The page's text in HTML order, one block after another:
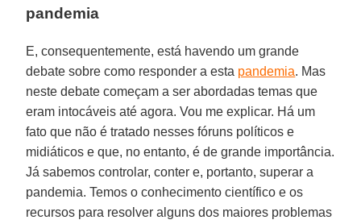
pandemia
E, consequentemente, está havendo um grande
debate sobre como responder a esta pandemia. Mas
neste debate começam a ser abordadas temas que
eram intocáveis até agora. Vou me explicar. Há um
fato que não é tratado nesses fóruns políticos e
midiáticos e que, no entanto, é de grande importância.
Já sabemos controlar, conter e, portanto, superar a
pandemia. Temos o conhecimento científico e os
recursos para resolver alguns dos maiores problemas